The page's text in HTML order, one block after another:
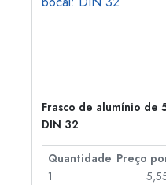
Frasco de alumínio de
DIN 32
Quantidade
1